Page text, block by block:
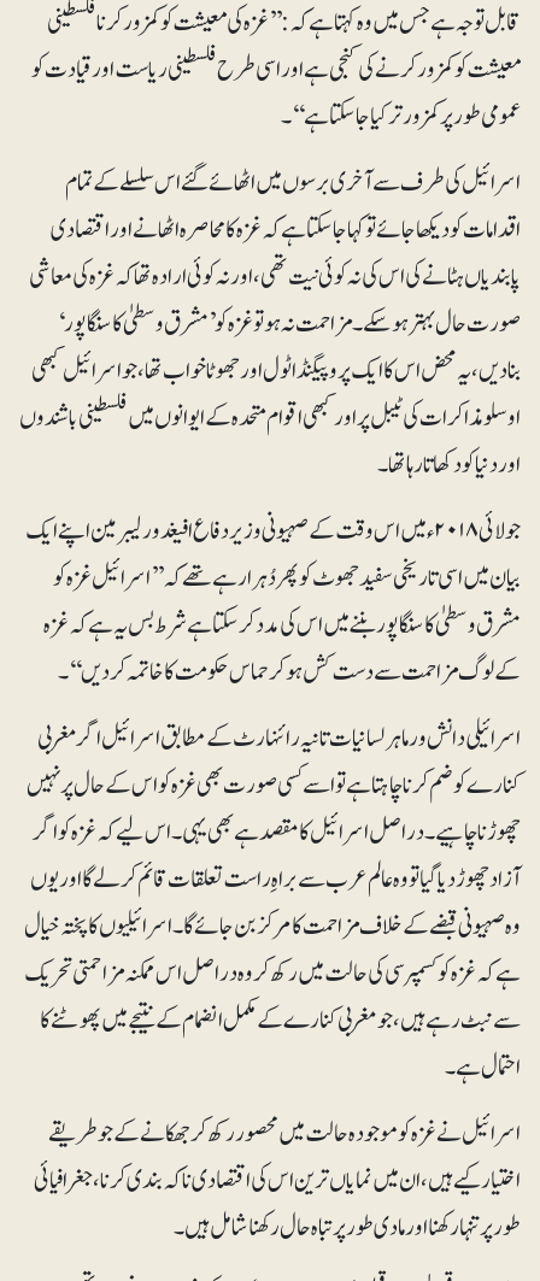
قابل توجہ ہے جس میں وہ کہتا ہے کہ :’’غزہ کی معیشت کو کمزور کرنا فلسطینی
معیشت کو کمزور کرنے کی کنجی ہے اور اسی طرح فلسطینی ریاست اور قیادت کو
عمومی طور پر کمزور تر کیا جا سکتا ہے‘‘۔
اسرائیل کی طرف سے آخری برسوں میں اٹھائے گئے اس سلسلے کے تمام
اقدامات کو دیکھا جائے تو کہا جا سکتا ہے کہ غزہ کا محاصرہ اٹھانے اور اقتصادی
پابندیاں ہٹانے کی اس کی نہ کوئی نیت تھی، اور نہ کوئی ارادہ تھا کہ غزہ کی معاشی
صورت حال بہتر ہوسکے۔ مزاحمت نہ ہو تو غزہ کو ’مشرق وسطیٰ کا سنگاپور‘
بنادیں، یہ محض اس کا ایک پروپیگنڈا ٹول اور جھوٹا خواب تھا، جو اسرائیل کبھی
اوسلو مذاکرات کی ٹیبل پر اور کبھی اقوام متحدہ کے ایوانوں میں فلسطینی باشندوں
اور دنیا کو دکھاتا رہا تھا۔
جولائی ۲۰۱۸ء میں اس وقت کے صہیونی وزیر دفاع افیغدور لیبرمین اپنے ایک
بیان میں اسی تاریخی سفید جھوٹ کو پھر دُہرا رہے تھے کہ ’’اسرائیل غزہ کو
مشرق وسطیٰ کا سنگاپور بننے میں اس کی مدد کر سکتا ہے شرط بس یہ ہے کہ غزہ
کے لوگ مزاحمت سے دست کش ہو کر حماس حکومت کا خاتمہ کردیں‘‘۔
اسرائیلی دانش ور ماہر لسانیات تانیہ رائنہارٹ کے مطابق اسرائیل اگر مغربی
کنارے کو ضم کرنا چاہتا ہے تو اسے کسی صورت بھی غزہ کو اس کے حال پر نہیں
چھوڑنا چاہیے۔دراصل اسرائیل کامقصد ہے بھی یہی۔ اس لیے کہ غزہ کو اگر
آزاد چھوڑدیا گیا تو وہ عالم عرب سے براہِ راست تعلقات قائم کرلے گا اور یوں
وہ صہیونی قبضے کے خلاف مزاحمت کا مرکز بن جائے گا۔ اسرائیلیوں کا پختہ خیال
ہے کہ غزہ کو کسمپرسی کی حالت میں رکھ کر وہ در اصل اس ممکنہ مزاحمتی تحریک
سے نبٹ رہے ہیں، جو مغربی کنارے کے مکمل انضمام کے نتیجے میں پھوٹنے کا
احتمال ہے ۔
اسرائیل نے غزہ کو موجودہ حالت میں محصور رکھ کر جھکانے کے جو طریقے
اختیار کیے ہیں، ان میں نمایاں ترین اس کی اقتصادی ناکہ بندی کرنا، جغرافیائی
طور پر تنہا رکھنا اور مادی طور پر تباہ حال رکھنا شامل ہیں ۔